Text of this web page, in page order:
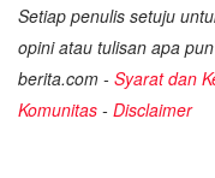
Setiap penulis setuju
opini atau tulisan apa
berita.com - Syarat dan
Komunitas - Disclaimer